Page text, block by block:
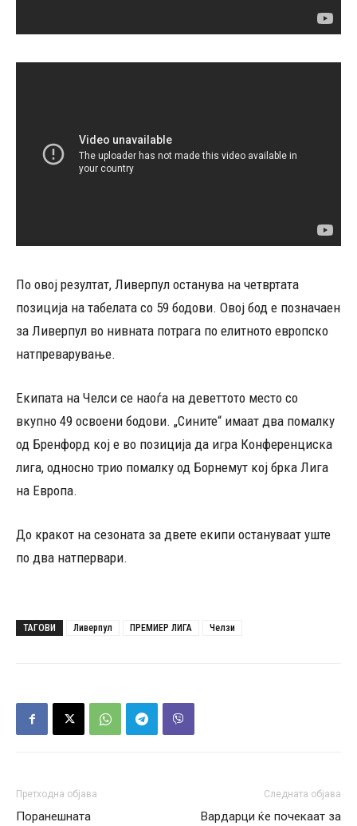
По овој резултат, Ливерпул останува на четвртата
позиција на табелата со 59 бодови. Овој бод е позначаен
за Ливерпул во нивната потрага по елитното европско
натпреварување.
Екипата на Челси се наоѓа на деветтото место со
вкупно 49 освоени бодови. „Сините“ имаат два помалку
од Бренфорд кој е во позиција да игра Конференциска
лига, односно трио помалку од Борнемут кој брка Лига
на Европа.
До кракот на сезоната за двете екипи остануваат уште
по два натпервари.
ТАГОВИ Ливерпул ПРЕМИЕР ЛИГА Челзи
Претходна објава
Поранешната
Следната објава
Вардарци ќе почекаат за